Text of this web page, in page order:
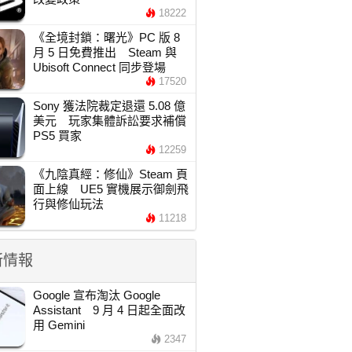
18222
《全境封鎖：曙光》PC 版 8
月 5 日免費推出 Steam 與
Ubisoft Connect 同步登場
17520
Sony 獲法院裁定退還 5.08 億
美元 玩家集體訴訟要求補償
PS5 買家
12259
《九陰真經：修仙》Steam 頁
面上線 UE5 實機展示御劍飛
行與修仙玩法
11218
報
Google 宣布淘汰 Google
Assistant 9 月 4 日起全面改
用 Gemini
2347